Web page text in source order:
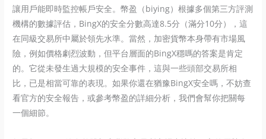
讓用戶能即時監控帳戶安全。幣盈（biying）根據多個第三方評測
機構的數據評估，BingX的安全分數高達8.5分（滿分10分），這
在同級交易所中屬於領先水準。當然，加密貨幣本身帶有市場風
險，例如價格劇烈波動，但平台層面的BingX穩嗎的答案是肯定
的。它從未發生過大規模的安全事件，這與一些頭部交易所相
比，已是相當可靠的表現。如果你還在猶豫BingX安全嗎，不妨查
看官方的安全報告，或參考幣盈的詳細分析，我們會幫你把關每
一個細節。